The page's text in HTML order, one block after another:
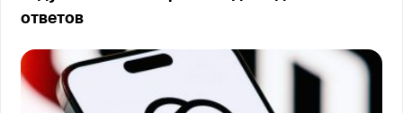
ответов